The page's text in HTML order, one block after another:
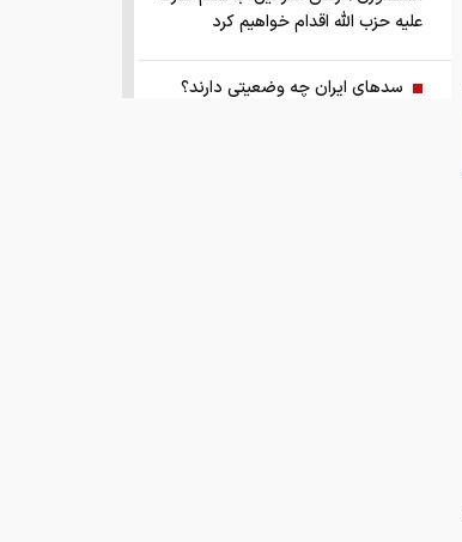
علیه حزب الله اقدام خواهیم کرد
سد‌های ایران چه وضعیتی دارند؟